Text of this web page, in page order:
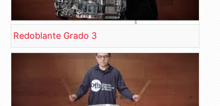
Redoblante Grado 3